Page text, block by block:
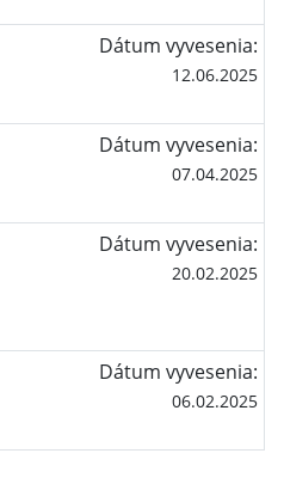
Dátum vyvesenia:
12.06.2025
Dátum vyvesenia:
07.04.2025
Dátum vyvesenia:
20.02.2025
Dátum vyvesenia:
06.02.2025